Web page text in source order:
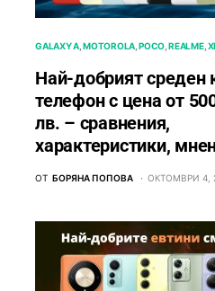
GALAXY A MOTOROLA POCO REALME
Най-добрият среден
телефон с цена от
лв. – сравнения,
характеристики,
ОТ БОРЯНА ПОПОВА ОКТОМВРИ 4,